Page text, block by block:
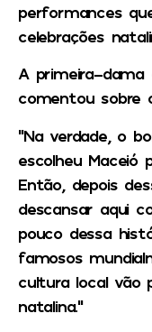
performances
celebrações
A primeira-dama
comentou sobre
“Na verdade, o
escolheu Maceió
Então, depois
descansar aqui
pouco dessa
famosos
cultura local vão
natalina.”